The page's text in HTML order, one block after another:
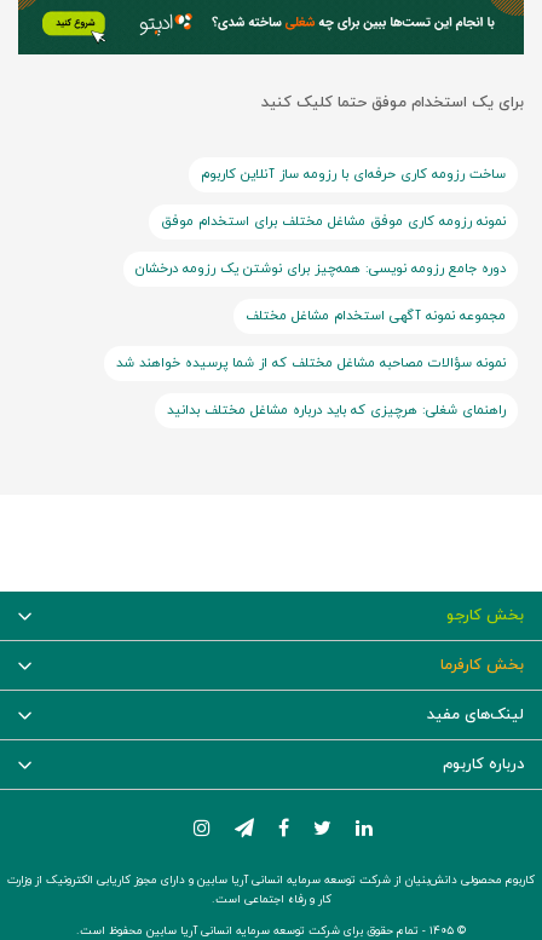
برای یک استخدام موفق حتما کلیک کنید
ساخت رزومه کاری حرفه‌ای با رزومه ساز آنلاین کاربوم
نمونه رزومه کاری موفق مشاغل مختلف برای استخدام موفق
دوره جامع رزومه نویسی: همه‌چیز برای نوشتن یک رزومه درخشان
مجموعه نمونه آگهی استخدام مشاغل مختلف
نمونه سؤالات مصاحبه مشاغل مختلف که از شما پرسیده خواهند شد
راهنمای شغلی: هرچیزی که باید درباره مشاغل مختلف بدانید
بخش کارجو
بخش کارفرما
لینک‌های مفید
درباره کاربوم
کاربوم محصولی دانش‌بنیان از شرکت توسعه سرمایه انسانی آریا سابین و دارای مجوز کاریابی الکترونیک از وزارت
کار و رفاه اجتماعی است.
© ۱۴۰۵ -
تمام حقوق برای شرکت توسعه سرمایه انسانی آریا سابین محفوظ است.